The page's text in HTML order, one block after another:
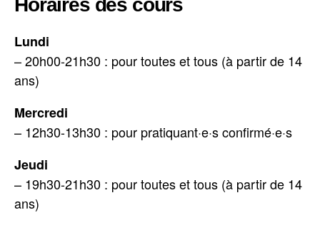
Horaires des cours
Lundi
– 20h00-21h30 : pour toutes et tous (à partir de 14
ans)
Mercredi
– 12h30-13h30 : pour pratiquant·e·s confirmé·e·s
Jeudi
– 19h30-21h30 : pour toutes et tous (à partir de 14
ans)